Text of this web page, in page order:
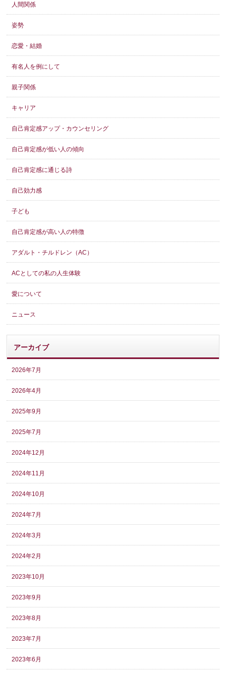
人間関係
姿勢
恋愛・結婚
有名人を例にして
親子関係
キャリア
自己肯定感アップ・カウンセリング
自己肯定感が低い人の傾向
自己肯定感に通じる詩
自己効力感
子ども
自己肯定感が高い人の特徴
アダルト・チルドレン（AC）
ACとしての私の人生体験
愛について
ニュース
アーカイブ
2026年7月
2026年4月
2025年9月
2025年7月
2024年12月
2024年11月
2024年10月
2024年7月
2024年3月
2024年2月
2023年10月
2023年9月
2023年8月
2023年7月
2023年6月